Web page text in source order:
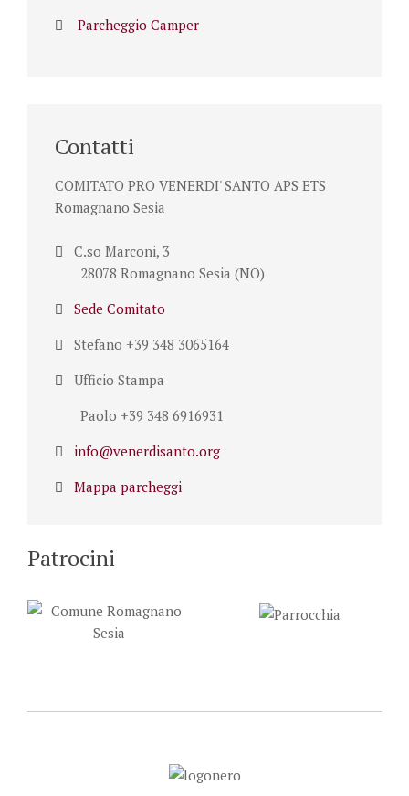
Parcheggio Camper
Contatti
COMITATO PRO VENERDI' SANTO APS ETS
Romagnano Sesia
C.so Marconi, 3
28078 Romagnano Sesia (NO)
Sede Comitato
Stefano +39 348 3065164
Ufficio Stampa
Paolo +39 348 6916931
info@venerdisanto.org
Mappa parcheggi
Patrocini